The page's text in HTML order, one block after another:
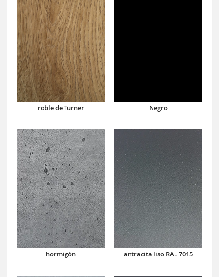
roble de Turner Negro
hormigón antracita liso RAL 7015